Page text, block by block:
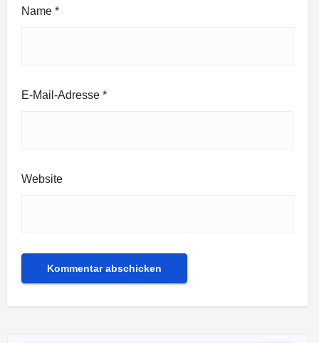
Name *
E-Mail-Adresse *
Website